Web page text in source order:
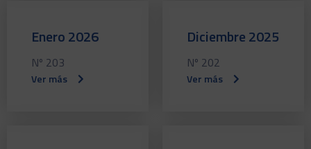
Enero 2026
Nº 203
Ver más
Diciembre 2025
Nº 202
Ver más